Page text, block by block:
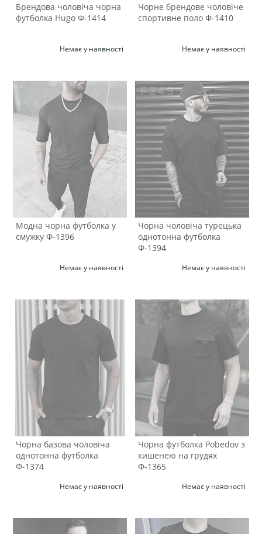
Брендова чоловіча чорна
футболка Hugo Ф-1414
Немає у наявності
Чорне брендове чоловіче
спортивне поло Ф-1410
Немає у наявності
Модна чорна футболка у
смужку Ф-1396
Немає у наявності
Чорна чоловіча турецька
однотонна футболка
Ф-1394
Немає у наявності
Чорна базова чоловіча
однотонна футболка
Ф-1374
Немає у наявності
Чорна футболка Pobedov з
кишенею на грудях
Ф-1365
Немає у наявності